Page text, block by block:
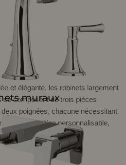
et élégante, les robinets largement
se composent de trois pièces
poignées, chacune nécessitant
une répartition personnalisable,
grands.
muraux